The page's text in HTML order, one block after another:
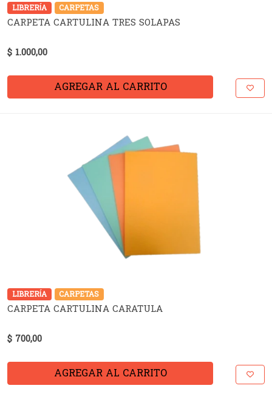
LIBRERÍA CARPETAS
CARPETA CARTULINA TRES SOLAPAS
$ 1.000,00
AGREGAR AL CARRITO
LIBRERÍA CARPETAS
CARPETA CARTULINA CARATULA
$ 700,00
AGREGAR AL CARRITO